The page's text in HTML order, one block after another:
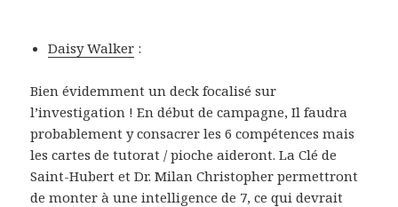
Daisy Walker :
Bien évidemment un deck focalisé sur
l’investigation ! En début de campagne, Il faudra
probablement y consacrer les 6 compétences mais
les cartes de tutorat / pioche aideront. La Clé de
Saint-Hubert et Dr. Milan Christopher permettront
de monter à une intelligence de 7, ce qui devrait